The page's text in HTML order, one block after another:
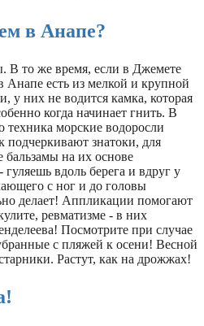
в Анапе?
В то же время, если в Джемете
Анапе есть из мелкой и крупной
у них не водится камка, которая
когда начинает гнить. В
техника морские водоросли
подчеркивают знатоки, для
на их основе
вдоль берега и вдруг у
с ног и до головы
делает! Аппликации помогают
ревматизме - в них
Посмотрите при случае
с пляжей к осени! Весной
Растут, как на дрожжах!